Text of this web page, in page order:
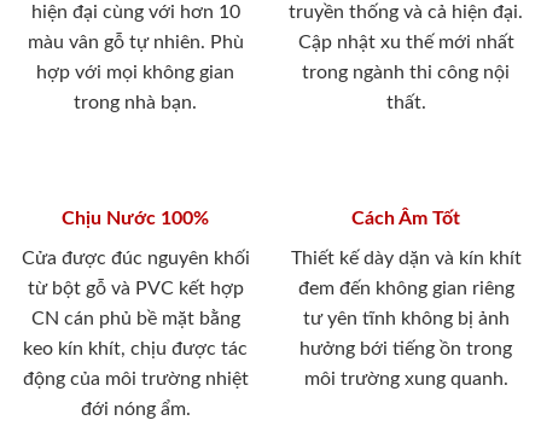
hiện đại cùng với hơn 10
màu vân gỗ tự nhiên. Phù
hợp với mọi không gian
trong nhà bạn.
truyền thống và cả hiện đại.
Cập nhật xu thế mới nhất
trong ngành thi công nội
thất.
Chịu Nước 100%
Cửa được đúc nguyên khối
từ bột gỗ và PVC kết hợp
CN cán phủ bề mặt bằng
keo kín khít, chịu được tác
động của môi trường nhiệt
đới nóng ẩm.
Cách Âm Tốt
Thiết kế dày dặn và kín khít
đem đến không gian riêng
tư yên tĩnh không bị ảnh
hưởng bới tiếng ồn trong
môi trường xung quanh.